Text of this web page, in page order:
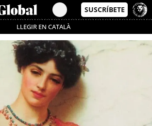
LLEGIR EN CATALÀ
Passa’t al mode estalvi